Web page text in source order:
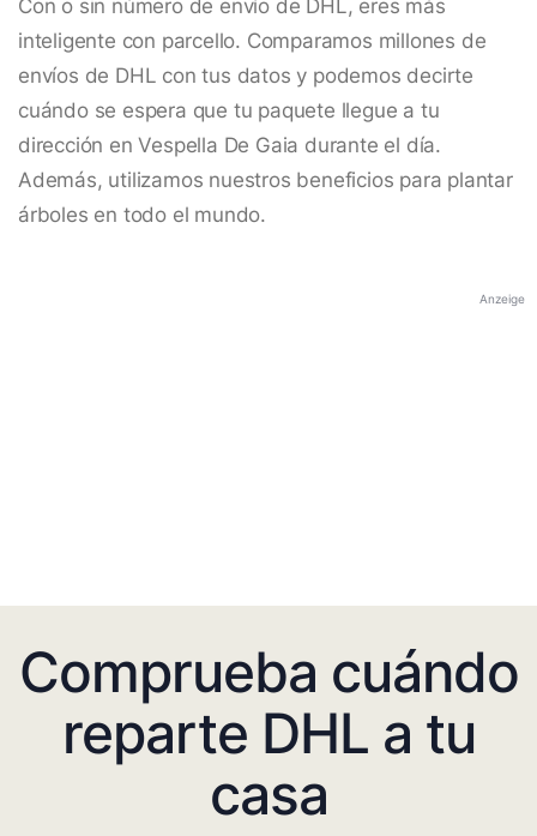
Con o sin número de envío de DHL, eres más
inteligente con parcello. Comparamos millones de
envíos de DHL con tus datos y podemos decirte
cuándo se espera que tu paquete llegue a tu
dirección en Vespella De Gaia durante el día.
Además, utilizamos nuestros beneficios para plantar
árboles en todo el mundo.
Anzeige
Comprueba cuándo
reparte DHL a tu
casa